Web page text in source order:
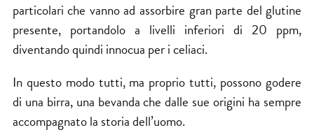
particolari che vanno ad assorbire gran parte del glutine
presente, portandolo a livelli inferiori di 20 ppm,
diventando quindi innocua per i celiaci.
In questo modo tutti, ma proprio tutti, possono godere
di una birra, una bevanda che dalle sueorigini ha sempre
accompagnato la storia dell’uomo.